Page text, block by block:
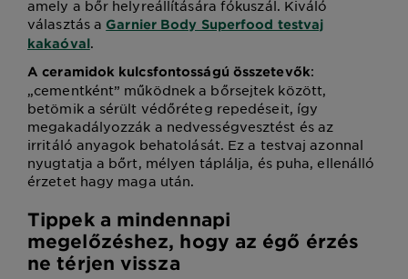
amely a bőr helyreállítására fókuszál. Kiváló
választás a Garnier Body Superfood testvaj
kakaóval.
A ceramidok kulcsfontosságú összetevők:
„cementként” működnek a bőrsejtek között,
betömik a sérült védőréteg repedéseit, így
megakadályozzák a nedvességvesztést és az
irritáló anyagok behatolását. Ez a testvaj azonnal
nyugtatja a bőrt, mélyen táplálja, és puha, ellenálló
érzetet hagy maga után.
Tippek a mindennapi
megelőzéshez, hogy az égő érzés
ne térjen vissza